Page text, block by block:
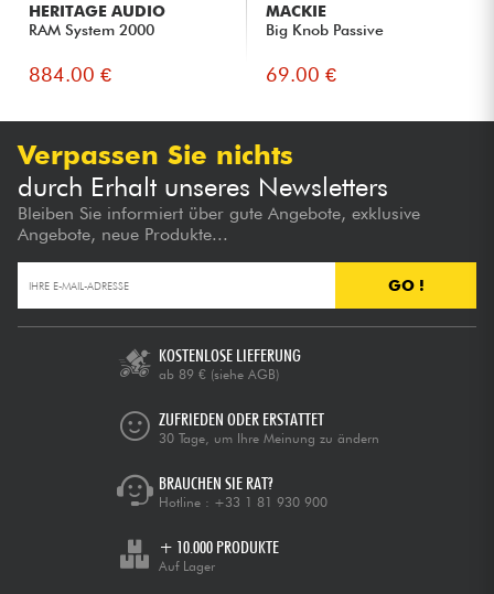
HERITAGE AUDIO
RAM System 2000
884.00 €
MACKIE
Big Knob Passive
69.00 €
Verpassen Sie nichts
durch Erhalt unseres Newsletters
Bleiben Sie informiert über gute Angebote, exklusive
Angebote, neue Produkte...
GO !
KOSTENLOSE LIEFERUNG
ab 89 € (siehe AGB)
ZUFRIEDEN ODER ERSTATTET
30 Tage, um Ihre Meinung zu ändern
BRAUCHEN SIE RAT?
Hotline : +33 1 81 930 900
+ 10.000 PRODUKTE
Auf Lager